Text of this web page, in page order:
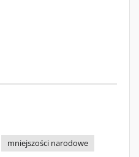
mniejszości narodowe